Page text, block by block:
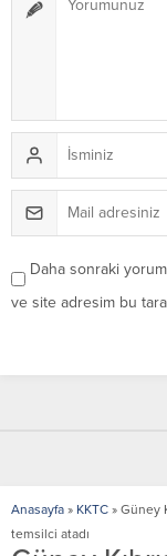
Daha sonraki
ve site adresim bu
Anasayfa » KKTC » Güney
temsilci atadı